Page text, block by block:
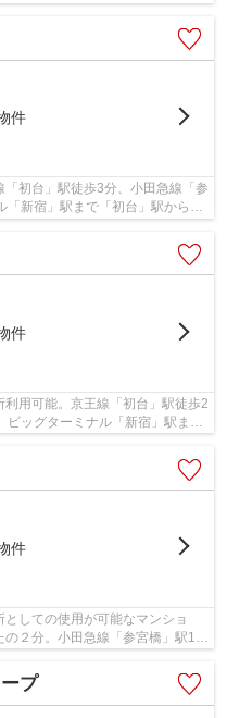
件
初台」駅徒歩3分、小田急線「参
「新宿」駅まで「初台」駅から1
1972年築...
件
用可能。京王線「初台」駅徒歩2
ッグターミナル「新宿」駅まで
件
しての使用が可能なマンショ
２分。小田急線「参宮橋」駅14
プ